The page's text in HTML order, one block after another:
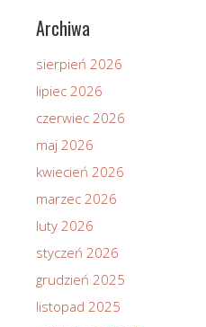
Archiwa
sierpień 2026
lipiec 2026
czerwiec 2026
maj 2026
kwiecień 2026
marzec 2026
luty 2026
styczeń 2026
grudzień 2025
listopad 2025